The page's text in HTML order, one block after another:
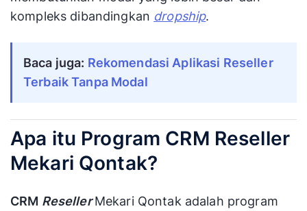
kompleks dibandingkan dropship.
Baca juga: Rekomendasi Aplikasi Reseller
Terbaik Tanpa Modal
Apa itu Program CRM Reseller
Mekari Qontak?
CRM Reseller Mekari Qontak adalah program